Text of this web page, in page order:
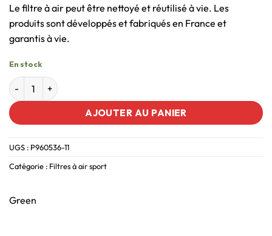
Le filtre à air peut être nettoyé et réutilisé à vie. Les
produits sont développés et fabriqués en France et
garantis à vie.
En stock
AJOUTER AU PANIER
UGS : P960536-11
Catégorie : Filtres à air sport
Green